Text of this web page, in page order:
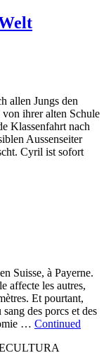
allen Jungs den
ihrer alten Schule
Klassenfahrt nach
Aussenseiter
Cyril ist sofort
Suisse, à Payerne.
affecte les autres,
Et pourtant,
des porcs et des
… Continued